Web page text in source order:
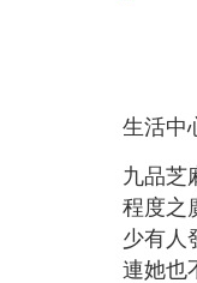
生活中
九品芝
程度之
少有人
連她也